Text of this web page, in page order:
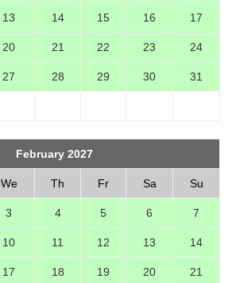
13 14 15 16 17
20 21 22 23 24
27 28 29 30 31
February 2027
We Th Fr Sa Su
3 4 5 6 7
10 11 12 13 14
17 18 19 20 21